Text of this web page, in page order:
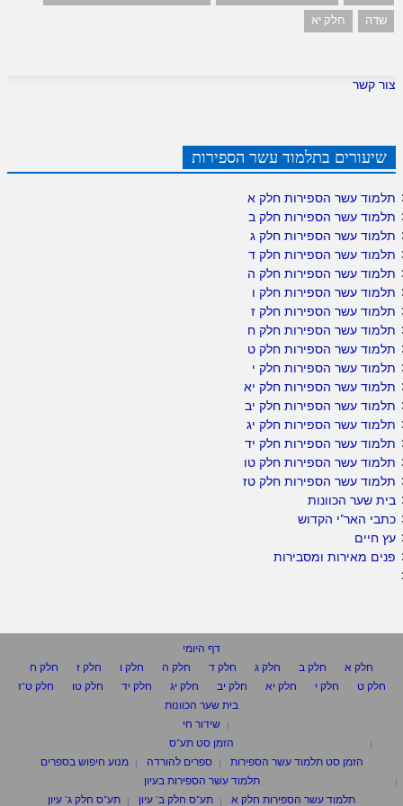
שדה
חלק יא
צור קשר
שיעורים בתלמוד עשר הספירות
תלמוד עשר הספירות חלק א
תלמוד עשר הספירות חלק ב
תלמוד עשר הספירות חלק ג
תלמוד עשר הספירות חלק ד
תלמוד עשר הספירות חלק ה
תלמוד עשר הספירות חלק ו
תלמוד עשר הספירות חלק ז
תלמוד עשר הספירות חלק ח
תלמוד עשר הספירות חלק ט
תלמוד עשר הספירות חלק י
תלמוד עשר הספירות חלק יא
תלמוד עשר הספירות חלק יב
תלמוד עשר הספירות חלק יג
תלמוד עשר הספירות חלק יד
תלמוד עשר הספירות חלק טו
תלמוד עשר הספירות חלק טז
בית שער הכוונות
כתבי האר"י הקדוש
עץ חיים
פנים מאירות ומסבירות
דף היומי
חלק א
חלק ב חלק ג חלק ד חלק ה חלק ו חלק ז
חלק ח
חלק ט
חלק י חלק יא חלק יב חלק יג חלק יד חלק טו
חלק ט"ז
בית שער הכוונות
שידור חי
הזמן סט תע"ס
הזמן סט תלמוד עשר הספירות
ספרים להורדה
מנוע חיפוש בספרים
תלמוד עשר הספירות בעיון
תלמוד עשר הספירות חלק א
תע"ס חלק ב' עיון תע"ס חלק ג' עיון